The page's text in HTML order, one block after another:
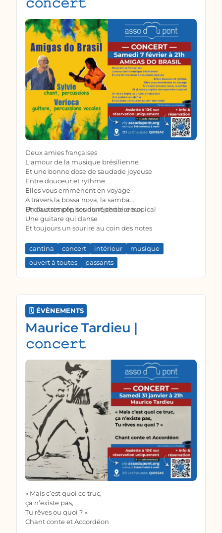
Deux amies françaises
L'amour de la musique brésilienne
Et une bonne dose de saudade joyeuse
Entre douceur et rythme
Elles vous emmènent en voyage
A travers la bossa nova, la samba
Et d’autres pépites du répertoire tropical
Un duo simple, souriant, chaleureux
Une guitare qui danse
Et toujours un sourire au coin des notes
cantina concert intérieur
musique
ouvert à toutes
passants
🗓️ ÉVÈNEMENTS
Maurice Tardieu |
𝚌𝚘𝚗𝚌𝚎𝚛𝚝
« Mais c’est quoi ce truc,
ça n’existe pas,
Tu rêves ou quoi ? »
Chant conte et Accordéon